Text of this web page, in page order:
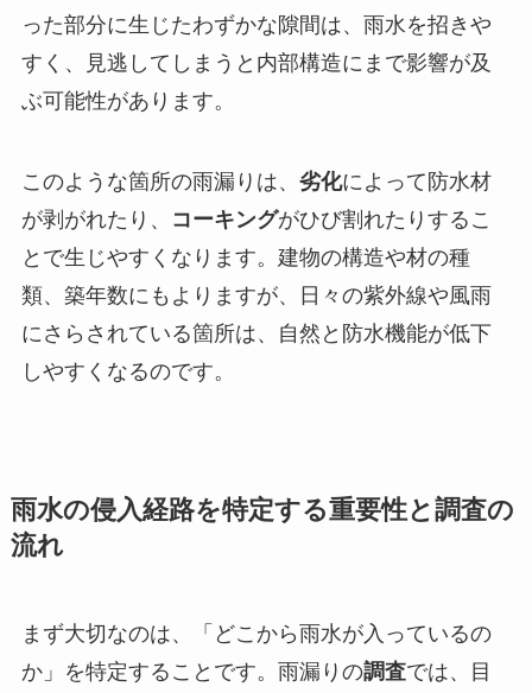
った部分に生じたわずかな隙間は、雨水を招きや
すく、見逃してしまうと内部構造にまで影響が及
ぶ可能性があります。
このような箇所の雨漏りは、 劣化によって防水材
が剥がれたり、
コーキングがひび割れたりするこ
とで生じやすくなります。建物の構造や材の種
類、築年数にもよりますが、日々の紫外線や風雨
にさらされている箇所は、自然と防水機能が低下
しやすくなるのです。
雨水の侵入経路を特定する重要性と調査の
流れ
まず大切なのは、「どこから雨水が入っているの
か」を特定することです。雨漏りの調査では、目